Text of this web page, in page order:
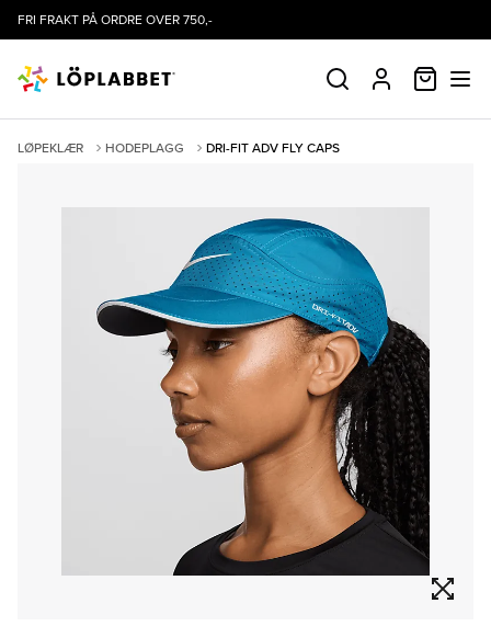
FRI FRAKT PÅ ORDRE OVER 750,-
SØK PROFIL
LØPEKLÆR HODEPLAGG DRI-FIT ADV FLY CAPS